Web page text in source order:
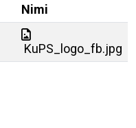
Nimi
KuPS_logo_fb.jpg